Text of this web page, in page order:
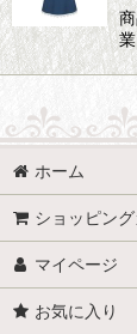
ホーム
ショッピング
マイページ
お気に入り